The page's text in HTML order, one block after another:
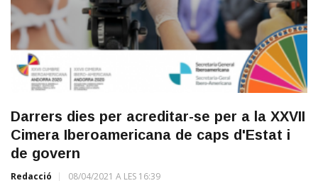
Darrers dies per acreditar-se per a la XXVII
Cimera Iberoamericana de caps d'Estat i
de govern
Redacció 08/04/2021 A LES 16:39